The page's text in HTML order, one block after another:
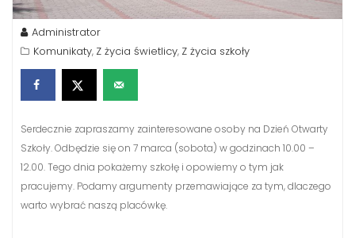
Administrator
Komunikaty, Z życia świetlicy, Z życia szkoły
Serdecznie zapraszamy zainteresowane osoby na Dzień Otwarty
Szkoły. Odbędzie się on 7 marca (sobota) w godzinach 10.00 –
12.00. Tego dnia pokażemy szkołę i opowiemy o tym jak
pracujemy. Podamy argumenty przemawiające za tym, dlaczego
warto wybrać naszą placówkę.